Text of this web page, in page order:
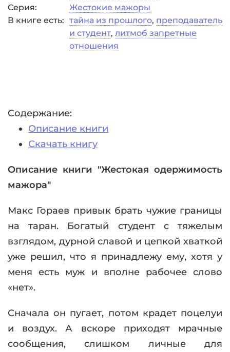
Серия:
Жестокие мажоры
В книге есть: тайна из прошлого, преподаватель
и студент, литмоб запретные
отношения
Содержание:
Описание книги
Скачать книгу
Описание книги "Жестокая одержимость
мажора"
Макс Гораев привык брать чужие границы
на таран. Богатый студент с тяжелым
взглядом, дурной славой и цепкой хваткой
уже решил, что я принадлежу ему, хотя у
меня есть муж и вполне рабочее слово
«нет».
Сначала он пугает, потом крадет поцелуи
и воздух. А вскоре приходят мрачные
сообщения, слишком личные для